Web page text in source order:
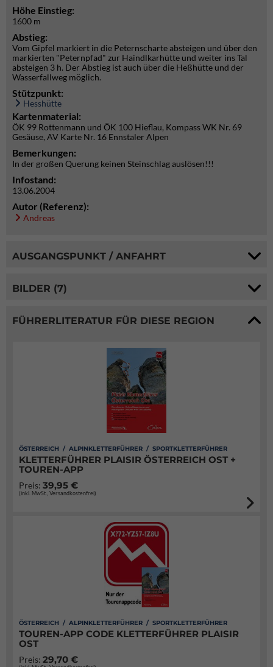
Höhe Einstieg:
1600 m
Abstieg:
Vom Gipfel markiert in die Peternscharte absteigen und über den
markierten "Peternpfad" zur Haindlkarhütte und weiter ins Tal
absteigen 3 h. Der Abstieg ist auch über die Heßhütte und der
Wasserfallweg möglich.
Stützpunkt:
Hesshütte
Kartenmaterial:
ÖK 99 Rottenmann und ÖK 100 Hieflau, Kompass WK Nr. 69
Gesäuse, AV Karte Nr. 16 Ennstaler Alpen
Bemerkungen:
In der großen Querung keinen Steinschlag auslösen!!!
Infostand:
13.06.2004
Autor (Referenz):
Andreas
AUSGANGSPUNKT / ANFAHRT
BILDER (7)
FÜHRERLITERATUR FÜR DIESE REGION
ÖSTERREICH / ALPINKLETTERFÜHRER / SPORTKLETTERFÜHRER
KLETTERFÜHRER PLAISIR ÖSTERREICH OST +
TOUREN-APP
Preis: 39,95 €
(inkl. MwSt., Versandkostenfrei)
ÖSTERREICH / ALPINKLETTERFÜHRER / SPORTKLETTERFÜHRER
TOUREN-APP CODE KLETTERFÜHRER PLAISIR
OST
Preis: 29,70 €